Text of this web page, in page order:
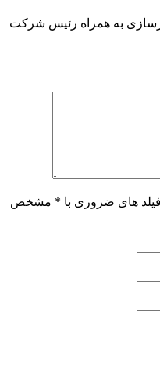
به همراه رئیس شرکت
فیلد های ضروری با * مشخص